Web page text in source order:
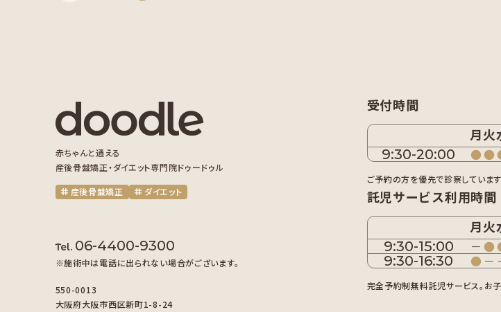
赤ちゃんと通える
産後骨盤矯正・ダイエット専門院ドゥードゥル
産後骨盤矯正 ダイエット
Tel. 06-4400-9300
※施術中は電話に出られない場合がございます。
550-0013
大阪府大阪市西区新町1-8-24
受付時間
月 火
9:30-20:00 ● ●
ご予約の方を優先で診察しています
託児サービス利用時間
月 火
9:30-15:00 － ●
9:30-16:30 ● －
完全予約制無料託児サービス。お